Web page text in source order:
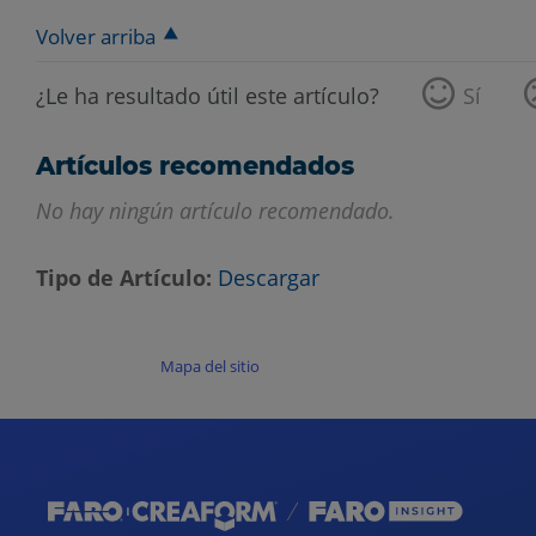
Volver arriba
¿Le ha resultado útil este artículo? Sí
Artículos recomendados
No hay ningún artículo recomendado.
Tipo de Artículo Descargar
Mapa del sitio